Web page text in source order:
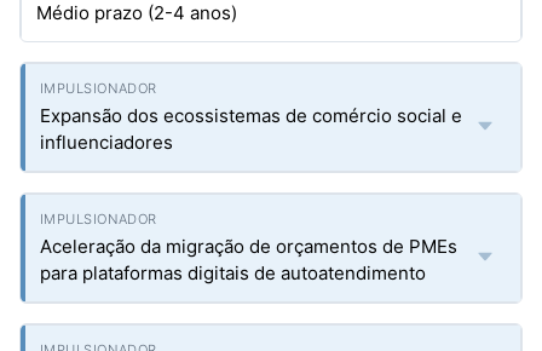
Médio prazo (2-4 anos)
Expansão dos ecossistemas de comércio social e
influenciadores
Aceleração da migração de orçamentos de PMEs
para plataformas digitais de autoatendimento